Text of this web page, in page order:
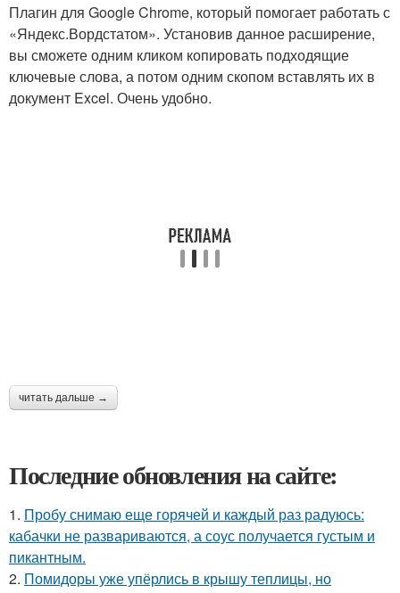
Плагин для Google Chrome, который помогает работать с
«Яндекс.Вордстатом». Установив данное расширение,
вы сможете одним кликом копировать подходящие
ключевые слова, а потом одним скопом вставлять их в
документ Excel. Очень удобно.
читать дальше →
Последние обновления на сайте:
1. Пробу снимаю еще горячей и каждый раз радуюсь:
кабачки не развариваются, а соус получается густым и
пикантным.
2. Помидоры уже упёрлись в крышу теплицы, но